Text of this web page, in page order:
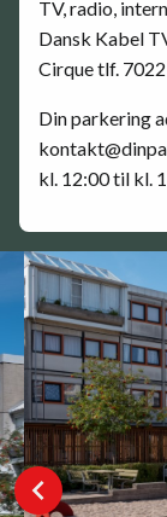
TV, radio,
Dansk Kabel
Cirque tlf.
Din parkering
kl. 12:00 til kl.